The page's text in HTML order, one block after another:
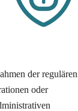
der regulären
oder